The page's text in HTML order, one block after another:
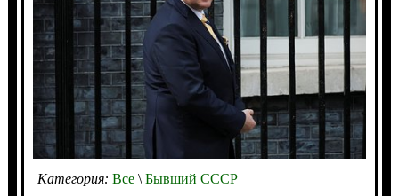
Категория: Все\Бывший СССР